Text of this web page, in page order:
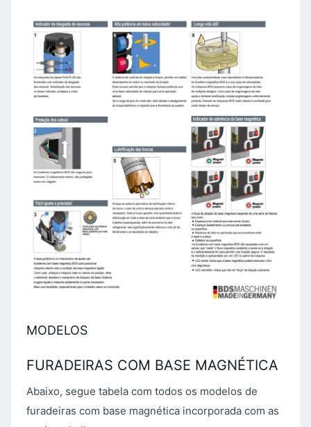
MODELOS
FURADEIRAS COM BASE MAGNÉTICA
Abaixo, segue tabela com todos os modelos de
furadeiras com base magnética incorporada com as